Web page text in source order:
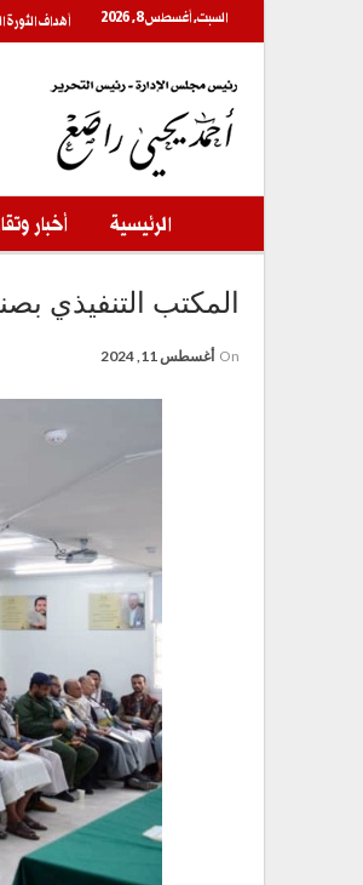
السبت, أغسطس 8, 2026 أهداف الثورة
الرئيسية أخبار
المكتب التنفيذي
On أغسطس 11, 2024